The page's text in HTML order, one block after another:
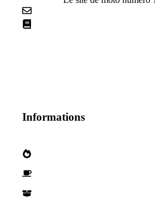
Informations